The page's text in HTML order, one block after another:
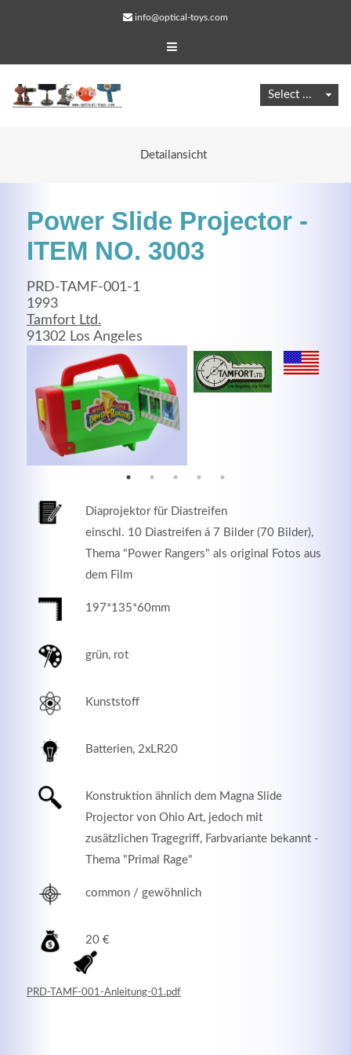
info@optical-toys.com
Detailansicht
Power Slide Projector -
ITEM NO. 3003
PRD-TAMF-001-1
1993
Tamfort Ltd.
91302 Los Angeles
Diaprojektor für Diastreifen
einschl. 10 Diastreifen á 7 Bilder (70 Bilder),
Thema "Power Rangers" als original Fotos aus
dem Film
197*135*60mm
grün, rot
Kunststoff
Batterien, 2xLR20
Konstruktion ähnlich dem Magna Slide
Projector von Ohio Art, jedoch mit
zusätzlichen Tragegriff, Farbvariante bekannt -
Thema "Primal Rage"
common / gewöhnlich
20 €
PRD-TAMF-001-Anleitung-01.pdf
Web Projects
Lorem ipsum dolor sit amet, consectetuer adipiscing
elit. Aenean commodo ligula eget dolor.
MEHR INFOS
Good Service
elit. Aenean commodo ligula eget dolor.
MEHR INFOS
Lorem ipsum dolor sit amet, consectetuer adipiscing